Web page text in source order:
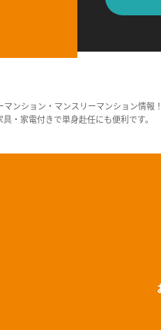
ンション・マンスリーマンション情
・家電付きで単身赴任にも便利です。